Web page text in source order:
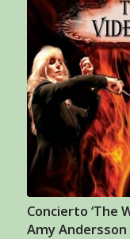
Concierto ‘The
Amy